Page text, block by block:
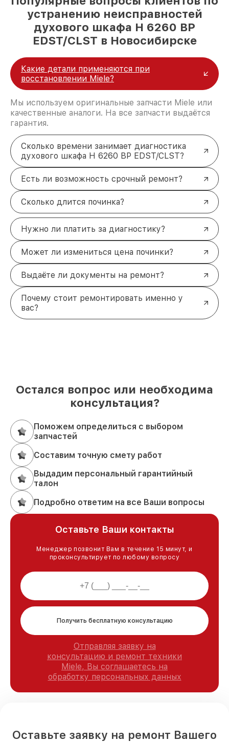
устранению неисправностей
духового шкафа H 6260 BP
EDST/CLST в Новосибирске
Какие детали применяются при
восстановлении Miele?
Мы используем оригинальные запчасти Miele или
качественные аналоги. На все запчасти выдаётся
гарантия.
Сколько времени занимает диагностика
духового шкафа H 6260 BP EDST/CLST?
Есть ли возможность срочный ремонт?
Сколько длится починка?
Нужно ли платить за диагностику?
Может ли измениться цена починки?
Выдаёте ли документы на ремонт?
Почему стоит ремонтировать именно у
вас?
Остался вопрос или необходима
консультация?
Поможем определиться с выбором
запчастей
Составим точную смету работ
Выдадим персональный гарантийный
талон
Подробно ответим на все Ваши вопросы
Оставьте Ваши контакты
Менеджер позвонит Вам в течение 15 минут, и
проконсультирует по любому вопросу
Получить бесплатную консультацию
Отправляя заявку на
консультацию и ремонт техники
Miele, Вы соглашаетесь на
обработку персональных данных
Оставьте заявку на ремонт Вашего